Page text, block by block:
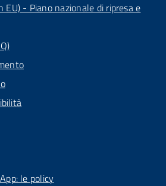
EU) - Piano nazionale di ripresa e
le policy